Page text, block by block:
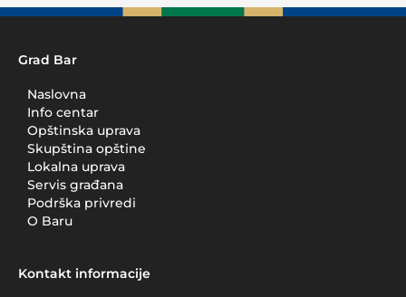
Grad Bar
Naslovna
Info centar
Opštinska uprava
Skupština opštine
Lokalna uprava
Servis građana
Podrška privredi
O Baru
Kontakt informacije